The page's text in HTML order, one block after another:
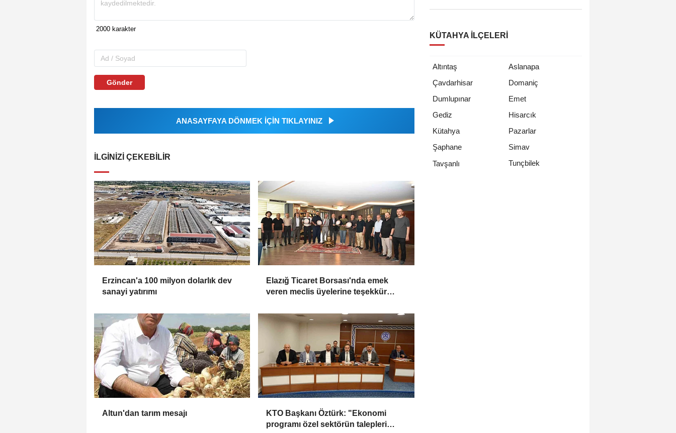
Gönder
ANASAYFAYA DÖNMEK İÇİN TIKLAYINIZ
İLGINIZI ÇEKEBILIR
Erzincan'a 100 milyon dolarlık dev
sanayi yatırımı
Elazığ Ticaret Borsası'nda emek
veren meclis üyelerine teşekkür
Altun'dan tarım mesajı
KTO Başkanı Öztürk: "Ekonomi
programı özel sektörün talepleri
KÜTAHYA İLÇELERI
Altıntaş
Aslanapa
Çavdarhisar
Domaniç
Dumlupınar
Emet
Gediz
Hisarcık
Kütahya
Pazarlar
Şaphane
Simav
Tavşanlı
Tunçbilek